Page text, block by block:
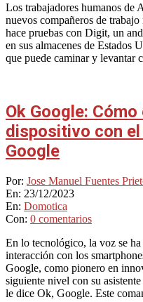
Los trabajadores humanos de
nuevos compañeros de
hace pruebas con Digit, un
en sus almacenes de Estados
que puede caminar y levantar
Ok Google:
dispositivo con
Google
2023-
12-
23
Por: Jose Manuel Fuentes
En: 23/12/2023
En: Domotica
Con: 0 comentarios
En lo tecnológico, la voz se
interacción con los
Google, como pionero en
siguiente nivel con su
le dice Ok, Google. Este